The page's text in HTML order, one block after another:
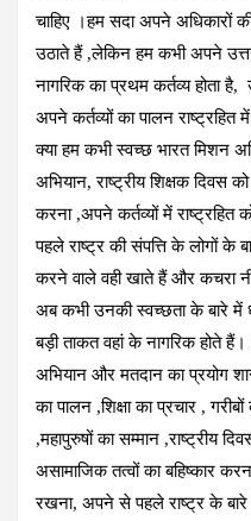
चाहिए ।हम सदा अपने
उठाते हैं ,लेकिन हम कभी अपने
नागरिक का प्रथम कर्तव्य होता
अपने कर्तव्यों का पालन राष्ट्रहित
क्या हम कभी स्वच्छ भारत मिशन
अभियान, राष्ट्रीय शिक्षक दिवस
करना ,अपने कर्तव्यों में
पहले राष्ट्र की संपत्ति के लोगों के
करने वाले वही खाते हैं और कचरा
अब कभी उनकी स्वच्छता के बारे में
बड़ी ताकत वहां के नागरिक होते
अभियान और मतदान का प्रयोग
का पालन ,शिक्षा का प्रचार ,
,महापुरुषों का सम्मान ,राष्ट्रीय
असामाजिक तत्वों का बहिष्कार
रखना, अपने से पहले राष्ट्र के